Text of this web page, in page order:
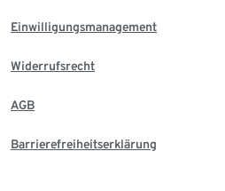
Einwilligungsmanagement
Widerrufsrecht
AGB
Barrierefreiheitserklärung